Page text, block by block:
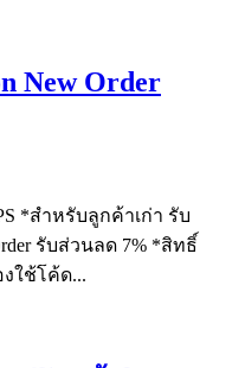
New Order
*สำหรับลูกค้าเก่า รับ
รับส่วนลด 7% *สิทธิ์
ใช้โค้ด...